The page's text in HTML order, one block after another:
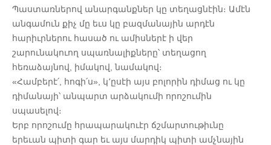
Պաստառներով անարգանքներ կը տեղացնէին։ Ամէն
անգամուն քիչ մը եւս կը բազմանային արդէն
հարիւրներու հասած ու ամիսներէ ի վեր
շարունակուող սպառնալիքները՝ տեղացող
հեռաձայնով, իմակով, նամակով։
«Համբերէ՛, հոգի՛ս», կ՚ըսէի այս բոլորին դիմաց ու կը
դիմանայի՝ անպարտ արձակումի որոշումին
սպասելով։
Երբ որոշումը հրապարակուէր ճշմարտութիւնը
երեւան պիտի գար եւ այս մարդիկ պիտի ամչնային